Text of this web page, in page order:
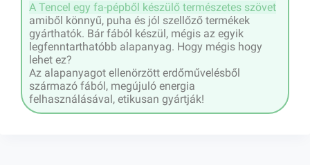
A Tencel egy fa-pépből készülő természetes szövet
amiből könnyű, puha és jól szellőző termékek
gyárthatók. Bár fából készül, mégis az egyik
legfenntarthatóbb alapanyag. Hogy mégis hogy
lehet ez?
Az alapanyagot ellenörzött erdőművelésből
származó fából, megújuló energia
felhasználásával, etikusan gyártják!